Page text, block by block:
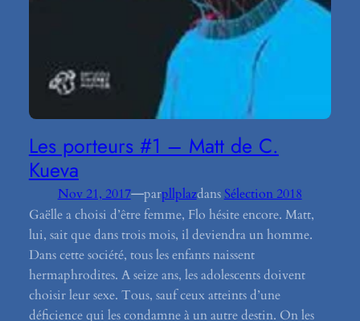
Les porteurs #1 – Matt de C.
Kueva
Nov 21, 2017—parpllplazdans Sélection 2018
Gaëlle a choisi d’être femme, Flo hésite encore. Matt,
lui, sait que dans trois mois, il deviendra un homme.
Dans cette société, tous les enfants naissent
hermaphrodites. A seize ans, les adolescents doivent
choisir leur sexe. Tous, sauf ceux atteints d’une
déficience qui les condamne à un autre destin. On les